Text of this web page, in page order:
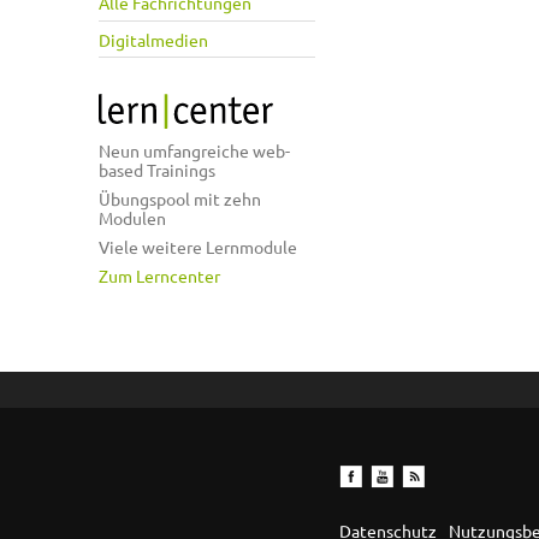
Digitalmedien
Neun umfangreiche web-
based Trainings
Übungspool mit zehn
Modulen
Viele weitere Lernmodule
Zum Lerncenter
Datenschutz